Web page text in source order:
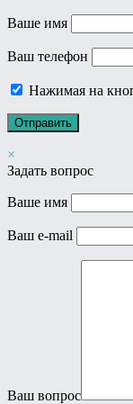
Ваше имя
Ваш телефон
Нажимая на
×
Задать вопрос
Ваше имя
Ваш e-mail
Ваш вопрос